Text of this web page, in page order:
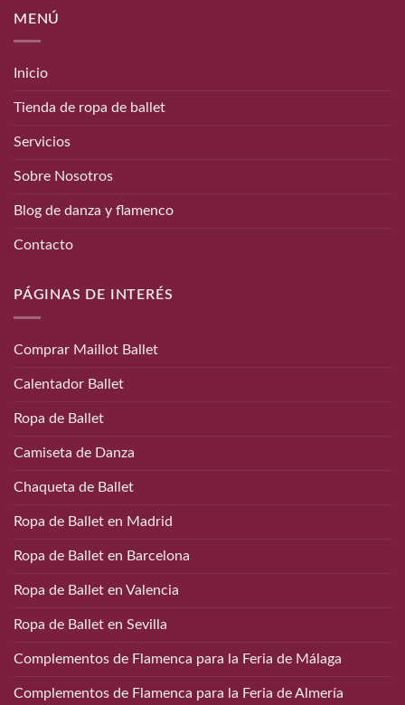
MENÚ
Inicio
Tienda de ropa de ballet
Servicios
Sobre Nosotros
Blog de danza y flamenco
Contacto
PÁGINAS DE INTERÉS
Comprar Maillot Ballet
Calentador Ballet
Ropa de Ballet
Camiseta de Danza
Chaqueta de Ballet
Ropa de Ballet en Madrid
Ropa de Ballet en Barcelona
Ropa de Ballet en Valencia
Ropa de Ballet en Sevilla
Complementos de Flamenca para la Feria de Málaga
Complementos de Flamenca para la Feria de Almería